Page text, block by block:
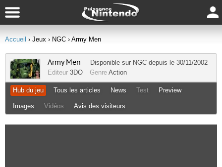
Accueil › Jeux › NGC › Army Men
Army Men Disponible sur NGC depuis le 30/11/2002
Editeur 3DO Genre Action
Hub du jeu Tous les articles News Test Preview
Images Vidéos Avis des visiteurs